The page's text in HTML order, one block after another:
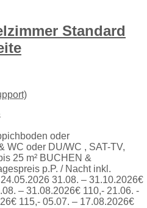
Standard
oder
WC oder DU/WC , SAT-TV,
25 m² BUCHEN &
p.P. / Nacht inkl.
31.08. – 31.10.2026€
– 31.08.2026€ 110,- 21.06. -
115,- 05.07. – 17.08.2026€